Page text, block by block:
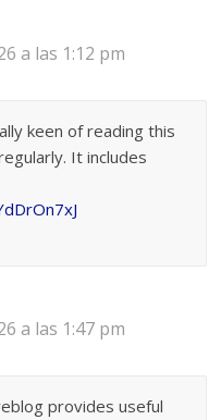
a las 1:12 pm
keen of reading this
It includes
a las 1:47 pm
provides useful